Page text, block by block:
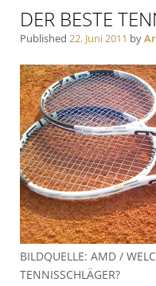
DER BESTE
Published 22. Juni 2011 by
BILDQUELLE: AMD /
TENNISSCHLÄGER?